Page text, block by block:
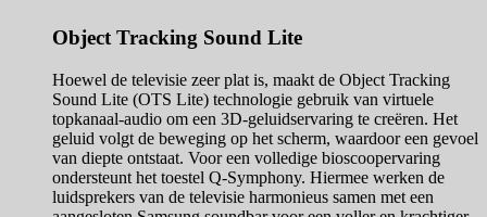
Object Tracking Sound Lite
Hoewel de televisie zeer plat is, maakt de Object Tracking
Sound Lite (OTS Lite) technologie gebruik van virtuele
topkanaal-audio om een 3D-geluidservaring te creëren. Het
geluid volgt de beweging op het scherm, waardoor een gevoel
van diepte ontstaat. Voor een volledige bioscoopervaring
ondersteunt het toestel Q-Symphony. Hiermee werken de
luidsprekers van de televisie harmonieus samen met een